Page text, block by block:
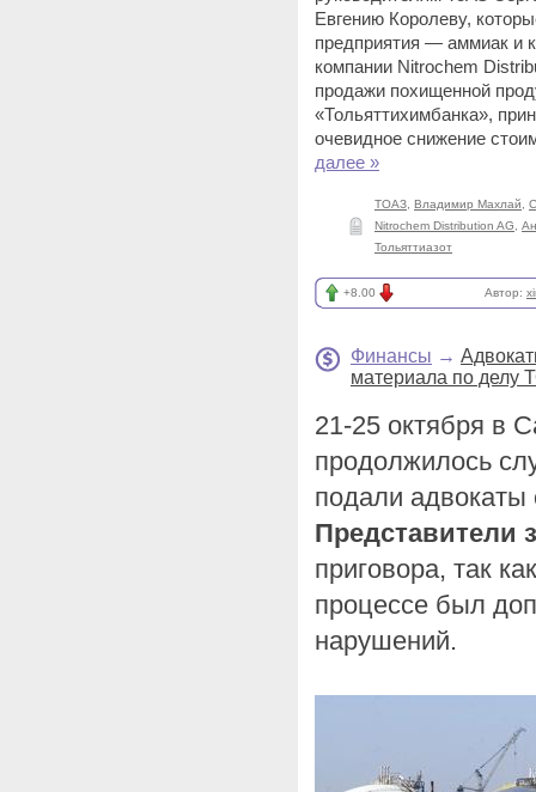
Евгению Королеву,
предприятия — аммиак и
компании Nitrochem
продажи похищенной
«Тольяттихимбанка»,
очевидное снижение
далее »
ТОАЗ Владимир Махлай
Nitrochem Distribution AG
Тольяттиазот
+8.00 Автор:
Финансы →
материала по делу
21-25 октября в
продолжилось
подали
Представители
приговора, так
процессе был
нарушений.